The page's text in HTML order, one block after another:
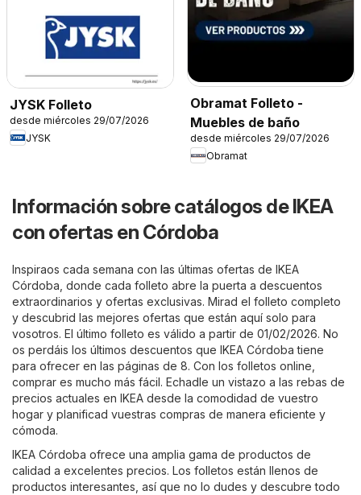
JYSK Folleto
desde miércoles 29/07/2026
JYSK
Obramat Folleto -
Muebles de baño
desde miércoles 29/07/2026
Obramat
Información sobre catálogos de IKEA
con ofertas en Córdoba
Inspiraos cada semana con las últimas ofertas de IKEA
Córdoba, donde cada folleto abre la puerta a descuentos
extraordinarios y ofertas exclusivas. Mirad el folleto completo
y descubrid las mejores ofertas que están aquí solo para
vosotros. El último folleto es válido a partir de 01/02/2026. No
os perdáis los últimos descuentos que IKEA Córdoba tiene
para ofrecer en las páginas de 8. Con los folletos online,
comprar es mucho más fácil. Echadle un vistazo a las rebas de
precios actuales en IKEA desde la comodidad de vuestro
hogar y planificad vuestras compras de manera eficiente y
cómoda.
IKEA Córdoba ofrece una amplia gama de productos de
calidad a excelentes precios. Los folletos están llenos de
productos interesantes, así que no lo dudes y descubre todo